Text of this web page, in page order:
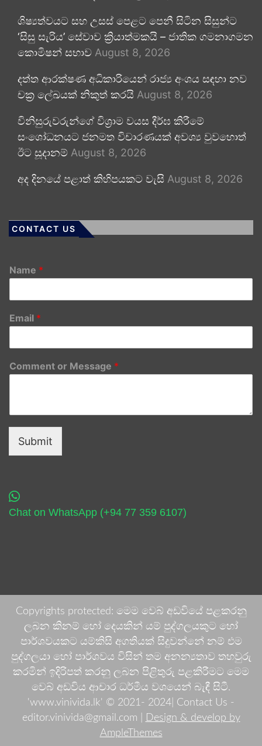
ශිෂ්‍යත්වයට සහ උසස් පෙළට පෙනී සිටින සිසුන්ට
‘සිසු සැරිය’ සේවාව ක්‍රියාත්මකයි – ජාතික ගමනාගමන
කොමිෂන් සභාව August 8, 2026
දත්ත ආරක්ෂණ අධිකාරියෙන් රාජ්‍ය අංශය සඳහා නව
චක්‍ර ලේඛයක් නිකුත් කරයි August 8, 2026
විනිසුරුවරුන්ගේ විශ්‍රාම වයස දීර්ඝ කිරීමේ
සංශෝධනයට ජනමත විචාරණයක් අවශ්‍ය වුවහොත්
ඊට සූදානම් August 8, 2026
අද දිනයේ පළාත් කිහිපයකට වැසි August 8, 2026
CONTACT US
Name *
Email *
Comment or Message *
Submit
Chat on WhatsApp (+94 77 359 6107)
Copyrights protected: මෙම වෙබ් අඩවියේ පළකරනු
ලබන කිනම් හෝ දෙයකින් යම් පුද්ගලයකුට හෝ
පාර්ශවයකට යම්කිසි අගතියක් සිදුවන්නේ නම් එම
පුද්ගලයා හෝ පාර්ශවය විසින් තම අනන්‍යතාව තහවුරු
කරමින් ඉදිරිපත් කරනු ලබන පිළිතුරු පළකිරීමට මෙම
වෙබ් අඩවිය ආචාර ධර්මීය වශයෙන් බැඳී සිටී.
'www.vinivida.lk' © 2021- 2024| Contact Us -
editor.vinivida@gmail.com |
Design & develop by
AmpleThemes